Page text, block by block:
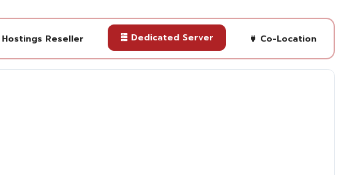
Hostings Reseller Dedicated Server Co-Location